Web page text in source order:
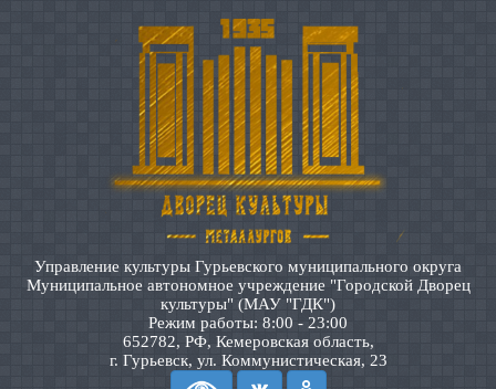
Управление культуры Гурьевского муниципального округа
Муниципальное автономное учреждение "Городской Дворец
культуры" (МАУ "ГДК")
Режим работы: 8:00 - 23:00
652782, РФ, Кемеровская область,
г. Гурьевск, ул. Коммунистическая, 23